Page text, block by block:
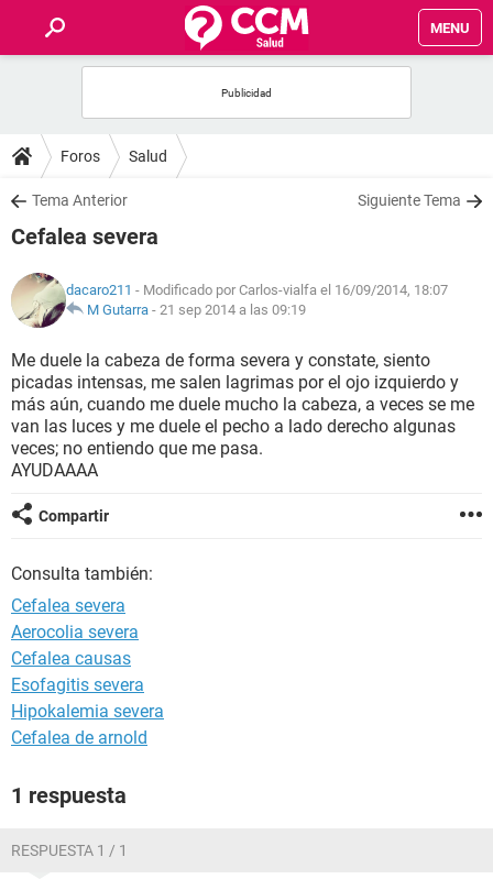
MENU
FOROS
SALUD
NUTRICIÓN
BIENESTAR
SEXUALIDAD
GLOSARIO
Foros Salud
Tema Anterior Siguiente Tema
Cefalea severa
dacaro211 - Modificado por Carlos-vialfa el 16/09/2014, 18:07
M Gutarra - 21 sep 2014 a las 09:19
Me duele la cabeza de forma severa y constate, siento
picadas intensas, me salen lagrimas por el ojo izquierdo y
más aún, cuando me duele mucho la cabeza, a veces se me
van las luces y me duele el pecho a lado derecho algunas
veces; no entiendo que me pasa.
AYUDAAAA
Compartir
Consulta también:
Cefalea severa
Aerocolia severa
Cefalea causas
Esofagitis severa
Hipokalemia severa
Cefalea de arnold
1 respuesta
RESPUESTA 1 / 1